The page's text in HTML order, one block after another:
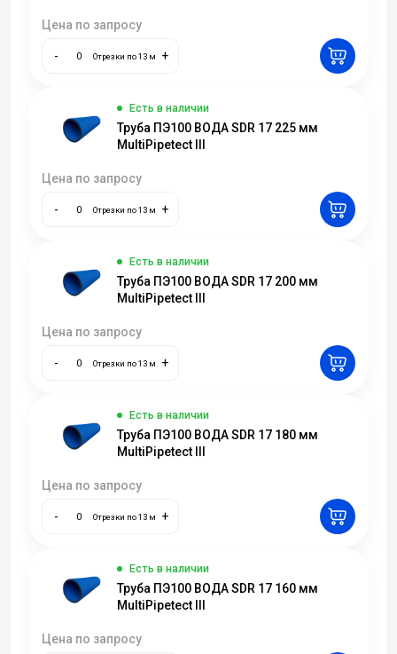
Цена по запросу
- Отрезки по 13 м +
Есть в наличии
Труба ПЭ100 ВОДА SDR 17 225 мм
MultiPipetect III
Цена по запросу
- Отрезки по 13 м +
Есть в наличии
Труба ПЭ100 ВОДА SDR 17 200 мм
MultiPipetect III
Цена по запросу
- Отрезки по 13 м +
Есть в наличии
Труба ПЭ100 ВОДА SDR 17 180 мм
MultiPipetect III
Цена по запросу
- Отрезки по 13 м +
Есть в наличии
Труба ПЭ100 ВОДА SDR 17 160 мм
MultiPipetect III
Цена по запросу